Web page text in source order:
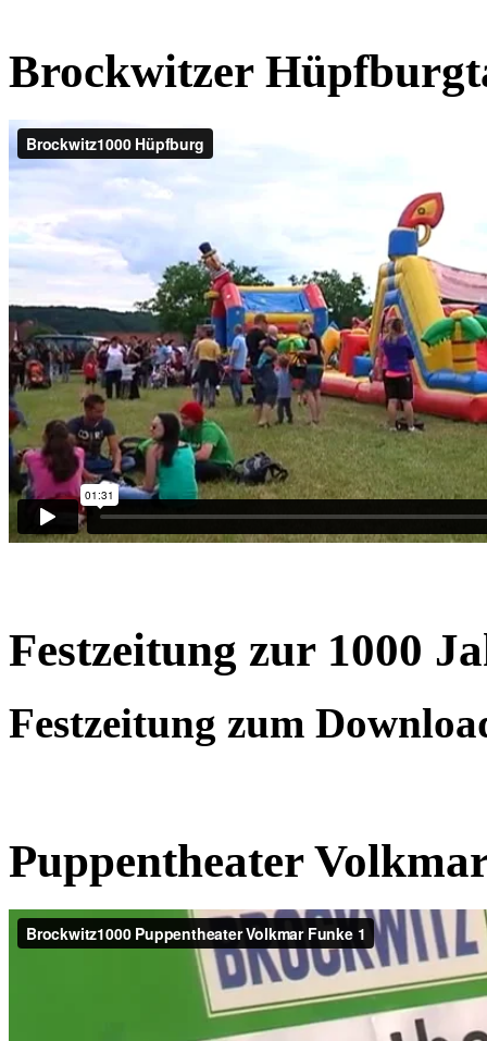
Brockwitzer
Festzeitung zur 1000
Festzeitung zum
Puppentheater